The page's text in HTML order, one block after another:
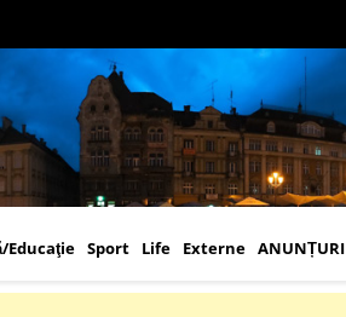
Educaţie Sport Life Externe ANUNȚURI